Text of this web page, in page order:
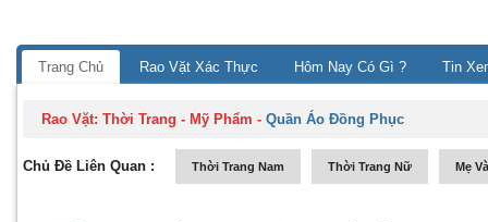
Trang Chủ Rao Vặt Xác Thực Hôm Nay Có Gì ? Tin
Rao Vặt:Thời Trang - Mỹ Phẩm -Quần Áo Đồng Phục
Chủ Đề Liên Quan : Thời Trang Nam Thời Trang Nữ Mẹ